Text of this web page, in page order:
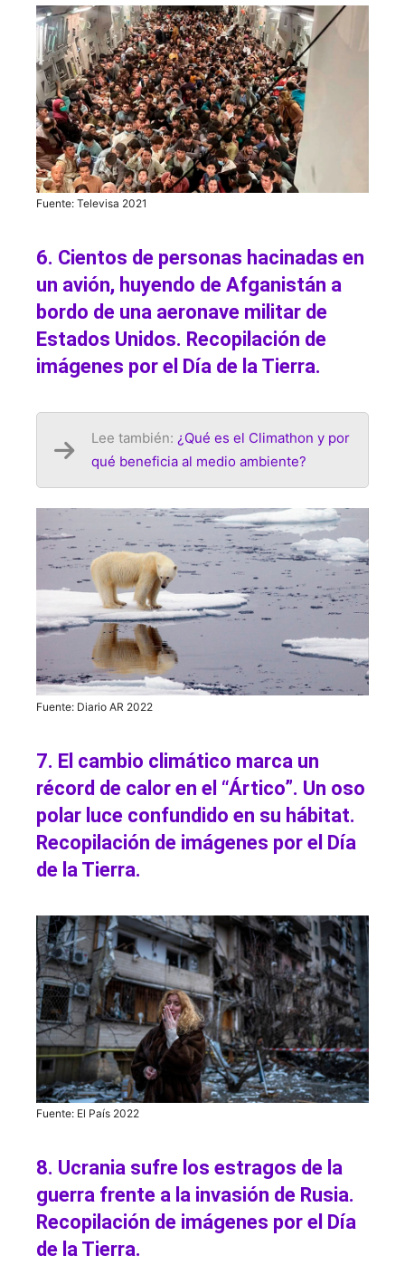
Fuente: Televisa 2021
6. Cientos de personas hacinadas en
un avión, huyendo de Afganistán a
bordo de una aeronave militar de
Estados Unidos. Recopilación de
imágenes por el Día de la Tierra.
Lee también: ¿Qué es el Climathon y por
qué beneficia al medio ambiente?
Fuente: Diario AR 2022
7. El cambio climático marca un
récord de calor en el “Ártico”. Un oso
polar luce confundido en su hábitat.
Recopilación de imágenes por el Día
de la Tierra.
Fuente: El País 2022
8. Ucrania sufre los estragos de la
guerra frente a la invasión de Rusia.
Recopilación de imágenes por el Día
de la Tierra.